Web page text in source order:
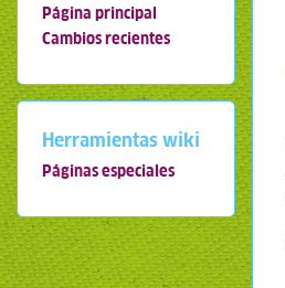
Página principal
Cambios recientes
Herramientas wiki
Páginas especiales